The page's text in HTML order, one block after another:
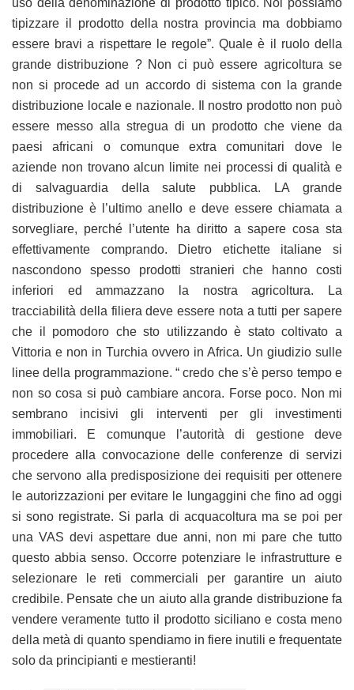
tipizzare il prodotto della nostra provincia ma dobbiamo
essere bravi a rispettare le regole”. Quale è il ruolo della
grande distribuzione ? Non ci può essere agricoltura se
non si procede ad un accordo di sistema con la grande
distribuzione locale e nazionale. Il nostro prodotto non può
essere messo alla stregua di un prodotto che viene da
paesi africani o comunque extra comunitari dove le
aziende non trovano alcun limite nei processi di qualità e
di salvaguardia della salute pubblica. LA grande
distribuzione è l’ultimo anello e deve essere chiamata a
sorvegliare, perché l’utente ha diritto a sapere cosa sta
effettivamente comprando. Dietro etichette italiane si
nascondono spesso prodotti stranieri che hanno costi
inferiori ed ammazzano la nostra agricoltura. La
tracciabilità della filiera deve essere nota a tutti per sapere
che il pomodoro che sto utilizzando è stato coltivato a
Vittoria e non in Turchia ovvero in Africa. Un giudizio sulle
linee della programmazione. “ credo che s’è perso tempo e
non so cosa si può cambiare ancora. Forse poco. Non mi
sembrano incisivi gli interventi per gli investimenti
immobiliari. E comunque l’autorità di gestione deve
procedere alla convocazione delle conferenze di servizi
che servono alla predisposizione dei requisiti per ottenere
le autorizzazioni per evitare le lungaggini che fino ad oggi
si sono registrate. Si parla di acquacoltura ma se poi per
una VAS devi aspettare due anni, non mi pare che tutto
questo abbia senso. Occorre potenziare le infrastrutture e
selezionare le reti commerciali per garantire un aiuto
credibile. Pensate che un aiuto alla grande distribuzione fa
vendere veramente tutto il prodotto siciliano e costa meno
della metà di quanto spendiamo in fiere inutili e frequentate
solo da principianti e mestieranti!